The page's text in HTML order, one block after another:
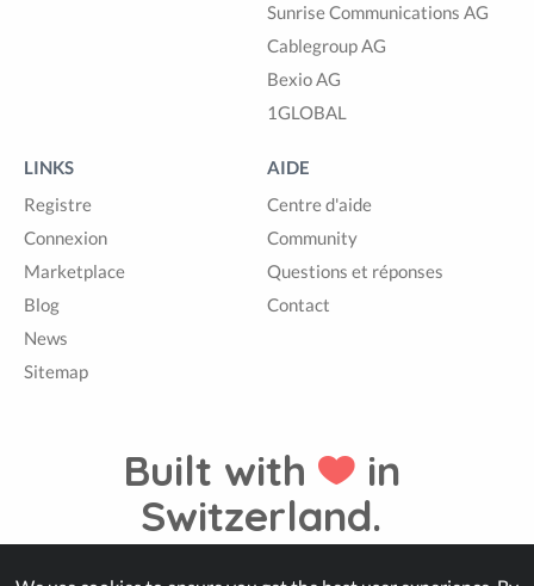
Sunrise Communications AG
Cablegroup AG
Bexio AG
1GLOBAL
LINKS
Registre
Connexion
Marketplace
Blog
News
Sitemap
AIDE
Centre d'aide
Community
Questions et réponses
Contact
Built with
in
Switzerland.